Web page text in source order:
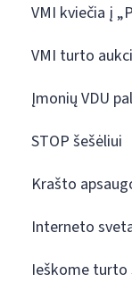
VMI kviečia į
VMI turto
Įmonių VDU
STOP šešėliui
Krašto
Interneto
Ieškome turto